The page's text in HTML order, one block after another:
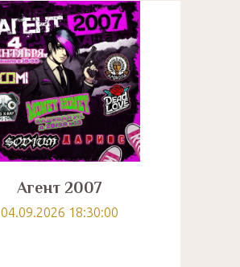
Агент 2007
04.09.2026 18:30:00